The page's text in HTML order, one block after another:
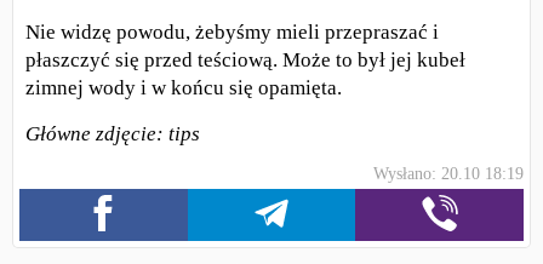
Nie widzę powodu, żebyśmy mieli przepraszać i
płaszczyć się przed teściową. Może to był jej kubeł
zimnej wody i w końcu się opamięta.
Główne zdjęcie: tips
Wysłano: 20.10 18:19